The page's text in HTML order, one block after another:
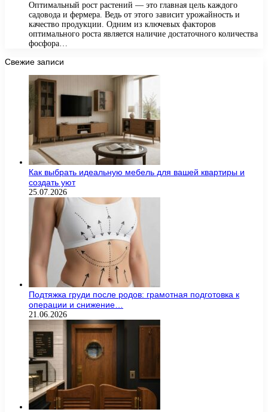
Оптимальный рост растений — это главная цель каждого
садовода и фермера. Ведь от этого зависит урожайность и
качество продукции. Одним из ключевых факторов
оптимального роста является наличие достаточного количества
фосфора…
Свежие записи
Как выбрать идеальную мебель для вашей квартиры и
создать уют
25.07.2026
Подтяжка груди после родов: грамотная подготовка к
операции и снижение…
21.06.2026